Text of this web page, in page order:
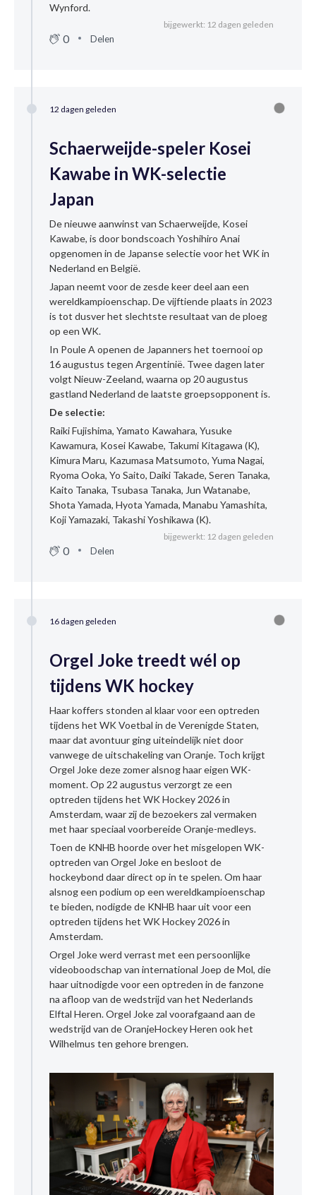
Wynford.
bijgewerkt: 12 dagen geleden
0 Delen
12 dagen geleden
Schaerweijde-speler Kosei
Kawabe in WK-selectie
Japan
De nieuwe aanwinst van Schaerweijde, Kosei
Kawabe, is door bondscoach Yoshihiro Anai
opgenomen in de Japanse selectie voor het WK in
Nederland en België.
Japan neemt voor de zesde keer deel aan een
wereldkampioenschap. De vijftiende plaats in 2023
is tot dusver het slechtste resultaat van de ploeg
op een WK.
In Poule A openen de Japanners het toernooi op
16 augustus tegen Argentinië. Twee dagen later
volgt Nieuw-Zeeland, waarna op 20 augustus
gastland Nederland de laatste groepsopponent is.
De selectie:
Raiki Fujishima, Yamato Kawahara, Yusuke
Kawamura, Kosei Kawabe, Takumi Kitagawa (K),
Kimura Maru, Kazumasa Matsumoto, Yuma Nagai,
Ryoma Ooka, Yo Saito, Daiki Takade, Seren Tanaka,
Kaito Tanaka, Tsubasa Tanaka, Jun Watanabe,
Shota Yamada, Hyota Yamada, Manabu Yamashita,
Koji Yamazaki, Takashi Yoshikawa (K).
bijgewerkt: 12 dagen geleden
0 Delen
16 dagen geleden
Orgel Joke treedt wél op
tijdens WK hockey
Haar koffers stonden al klaar voor een optreden
tijdens het WK Voetbal in de Verenigde Staten,
maar dat avontuur ging uiteindelijk niet door
vanwege de uitschakeling van Oranje. Toch krijgt
Orgel Joke deze zomer alsnog haar eigen WK-
moment. Op 22 augustus verzorgt ze een
optreden tijdens het WK Hockey 2026 in
Amsterdam, waar zij de bezoekers zal vermaken
met haar speciaal voorbereide Oranje-medleys.
Toen de KNHB hoorde over het misgelopen WK-
optreden van Orgel Joke en besloot de
hockeybond daar direct op in te spelen. Om haar
alsnog een podium op een wereldkampioenschap
te bieden, nodigde de KNHB haar uit voor een
optreden tijdens het WK Hockey 2026 in
Amsterdam.
Orgel Joke werd verrast met een persoonlijke
videoboodschap van international Joep de Mol, die
haar uitnodigde voor een optreden in de fanzone
na afloop van de wedstrijd van het Nederlands
Elftal Heren. Orgel Joke zal voorafgaand aan de
wedstrijd van de OranjeHockey Heren ook het
Wilhelmus ten gehore brengen.